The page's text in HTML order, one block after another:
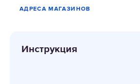
АДРЕСА МАГАЗИНОВ
Инструкция